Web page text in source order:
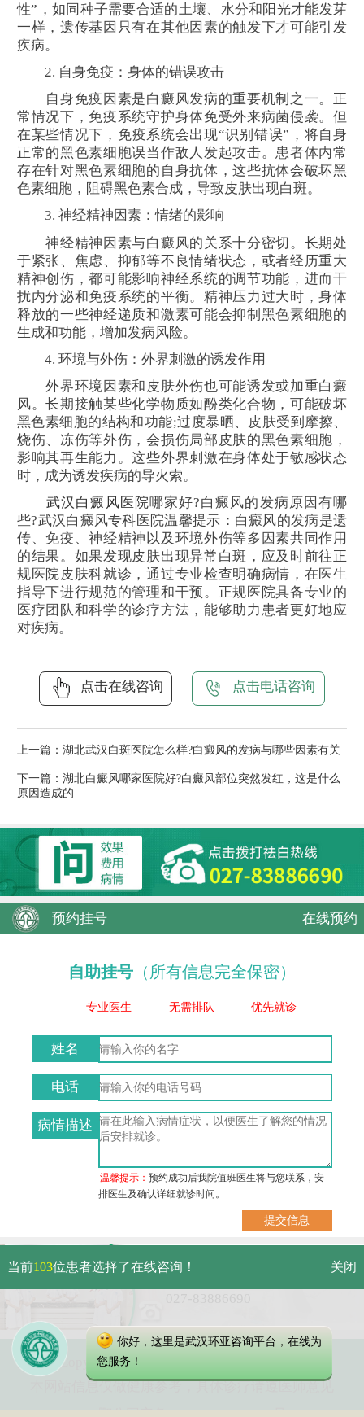
性”，如同种子需要合适的土壤、水分和阳光才能发芽
一样，遗传基因只有在其他因素的触发下才可能引发
疾病。
2. 自身免疫：身体的错误攻击
自身免疫因素是白癜风发病的重要机制之一。正
常情况下，免疫系统守护身体免受外来病菌侵袭。但
在某些情况下，免疫系统会出现“识别错误”，将自身
正常的黑色素细胞误当作敌人发起攻击。患者体内常
存在针对黑色素细胞的自身抗体，这些抗体会破坏黑
色素细胞，阻碍黑色素合成，导致皮肤出现白斑。
3. 神经精神因素：情绪的影响
神经精神因素与白癜风的关系十分密切。长期处
于紧张、焦虑、抑郁等不良情绪状态，或者经历重大
精神创伤，都可能影响神经系统的调节功能，进而干
扰内分泌和免疫系统的平衡。精神压力过大时，身体
释放的一些神经递质和激素可能会抑制黑色素细胞的
生成和功能，增加发病风险。
4. 环境与外伤：外界刺激的诱发作用
外界环境因素和皮肤外伤也可能诱发或加重白癜
风。长期接触某些化学物质如酚类化合物，可能破坏
黑色素细胞的结构和功能;过度暴晒、皮肤受到摩擦、
烧伤、冻伤等外伤，会损伤局部皮肤的黑色素细胞，
影响其再生能力。这些外界刺激在身体处于敏感状态
时，成为诱发疾病的导火索。
武汉白癜风医院哪家好?白癜风的发病原因有哪
些?武汉白癜风专科医院温馨提示：白癜风的发病是遗
传、免疫、神经精神以及环境外伤等多因素共同作用
的结果。如果发现皮肤出现异常白斑，应及时前往正
规医院皮肤科就诊，通过专业检查明确病情，在医生
指导下进行规范的管理和干预。正规医院具备专业的
医疗团队和科学的诊疗方法，能够助力患者更好地应
对疾病。
点击在线咨询 点击电话咨询
上一篇： 湖北武汉白斑医院怎么样?白癜风的发病与哪些因素有关
下一篇： 湖北白癜风哪家医院好?白癜风部位突然发红，这是什么
原因造成的
预约挂号 在线预约
自助挂号 （所有信息完全保密）
专业医生 无需排队 优先就诊
姓名
电话
病情描述
温馨提示：预约成功后我院值班医生将与您联系，安
排医生及确认详细就诊时间。
武汉市硚口区解放大道479号
免费电话：
Copyright 2023 武汉环亚中医白癜风医院
本网站信息仅做健康参考，具体诊疗请遵医师意见
当前103位患者选择了在线咨询！ 关闭
你好，这里是武汉环亚咨询平台，在线为
您服务！